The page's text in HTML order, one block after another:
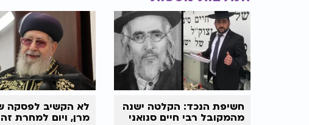
חשיפת הנכד: הקלטה ישנה
מהמקובל רבי חיים סנואני
לא הקשיב לפסקה
מרן, ויום למחרת